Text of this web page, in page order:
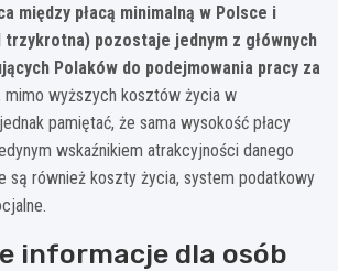
między płacą minimalną w Polsce i
trzykrotna) pozostaje jednym z głównych
Polaków do podejmowania pracy za
mimo wyższych kosztów życia w
pamiętać, że sama wysokość płacy
wskaźnikiem atrakcyjności danego
są również koszty życia, system podatkowy
informacje dla osób